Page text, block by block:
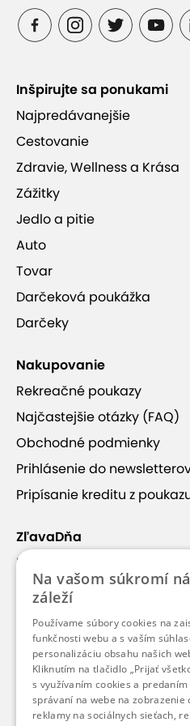
soli efekt „Mŕtveho
Parkovanie v
ZEN SPA (Hotel
ZEN SPA
ZEN SPA nájdete v Hoteli
Bratislavy.Je to jedinečné
wellness, saunami,
Inšpirujte sa ponukami
Najpredávanejšie
Cestovanie
Zdravie, Wellness a Krása
Zážitky
Jedlo a pitie
Auto
Tovar
Darčeková poukážka
Darčeky
Nakupovanie
Rekreačné poukazy
Najčastejšie otázky (FAQ)
Obchodné podmienky
Prihlásenie do
Pripísanie kreditu z
ZľavaDňa
Náš príbeh
Kontakt
Kariéra
Blog
Pre médiá
Pre partnerov
Na vašom súkromí
záleží
Používame súbory cookies na
funkčnosti webu a s vaším
personalizáciu obsahu našich
Kliknutím na tlačidlo „Prijať
s využívaním cookies a
správaní na webe na zobrazenie
reklamy na sociálnych sieťach,